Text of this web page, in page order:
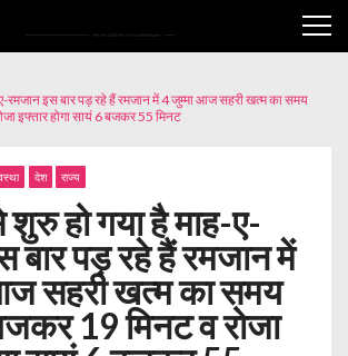
रमजान इस बार पड़ रहे हैं रमजान में 4 जुम्मा आज सहरी खत्म का समय
इफ्तार होगा सायं 6 बजकर 55 मिनट
देश राज्य
शुरु हो गया है माह-ए-
बार पड़ रहे हैं रमजान में
सहरी खत्म का समय
19 मिनट व रोजा